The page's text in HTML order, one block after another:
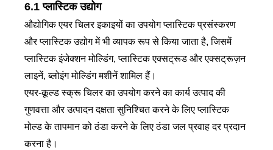
6.1 प्लास्टिक उद्योग
औद्योगिक एयर चिलर इकाइयों का उपयोग प्लास्टिक प्रसंस्करण
और प्लास्टिक उद्योग में भी व्यापक रूप से किया जाता है, जिसमें
प्लास्टिक इंजेक्शन मोल्डिंग, प्लास्टिक एक्सट्रूड और एक्सट्रूज़न
लाइनें, ब्लोइंग मोल्डिंग मशीनें शामिल हैं।
एयर-कूल्ड स्क्रू चिलर का उपयोग करने का कार्य उत्पाद की
गुणवत्ता और उत्पादन दक्षता सुनिश्चित करने के लिए प्लास्टिक
मोल्ड के तापमान को ठंडा करने के लिए ठंडा जल प्रवाह दर प्रदान
करना है।